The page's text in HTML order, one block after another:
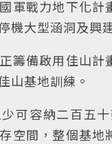
軍戰力地下化
機大型涵洞及興
籌備啟用佳山
山基地訓練。
可容納二百五
空間，整個基